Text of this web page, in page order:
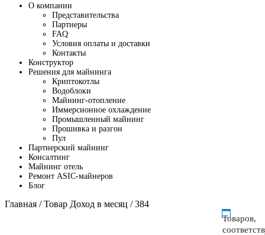
О компании
Представительства
Партнеры
FAQ
Условия оплаты и доставки
Контакты
Конструктор
Решения для майнинга
Криптокотлы
Водоблоки
Майнинг-отопление
Иммерсионное охлаждение
Промышленный майнинг
Прошивка и разгон
Пул
Партнерский майнинг
Консалтинг
Майнинг отель
Ремонт ASIC-майнеров
Блог
Главная / Товар Доход в месяц / 384
Товаров,